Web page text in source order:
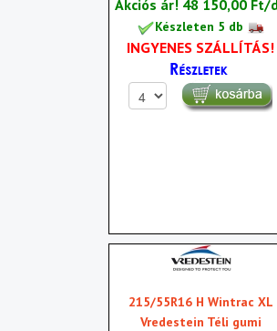
Akciós ár! 48 150,00 Ft/
Készleten 5 db
INGYENES SZÁLLÍTÁS!
215/55R16 H Wintrac XL
Vredestein Téli gumi